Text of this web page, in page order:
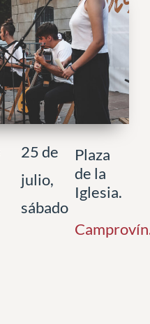
25 de
julio,
sábado
Plaza
de la
Iglesia.
Camprovín